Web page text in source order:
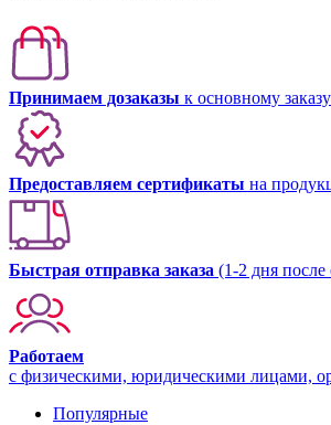
Принимаем дозаказы к основному заказу
Предоставляем сертификаты на
Быстрая отправка заказа (1-2 дня
Работаем
с физическими, юридическими лицами,
Популярные